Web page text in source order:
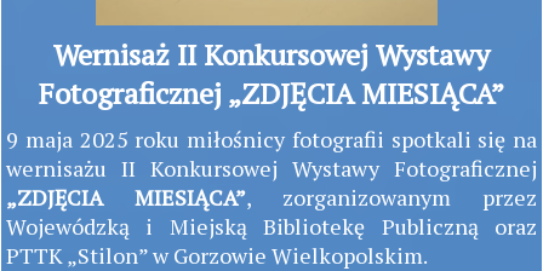
Wernisaż II Konkursowej Wystawy
Fotograficznej „ZDJĘCIA MIESIĄCA”
9 maja 2025 roku miłośnicy fotografii spotkali się na
wernisażu II Konkursowej Wystawy Fotograficznej
„ZDJĘCIA MIESIĄCA”, zorganizowanym przez
Wojewódzką i Miejską Bibliotekę Publiczną oraz
PTTK „Stilon” w Gorzowie Wielkopolskim.